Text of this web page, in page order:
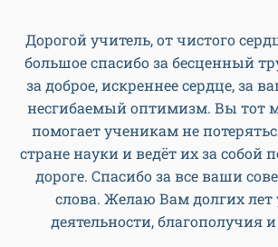
Дорогой учитель, от чистого
большое спасибо за бесценный
за доброе, искреннее сердце, за
несгибаемый оптимизм. Вы тот
помогает ученикам не
стране науки и ведёт их за собой
дороге. Спасибо за все ваши
слова. Желаю Вам долгих
деятельности, благополучия